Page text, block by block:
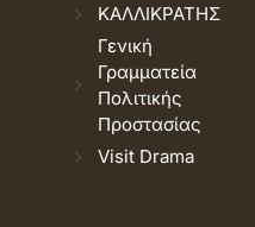
ΚΑΛΛΙΚΡΑΤΗΣ
Γενική
Γραμματεία
Πολιτικής
Προστασίας
Visit Drama